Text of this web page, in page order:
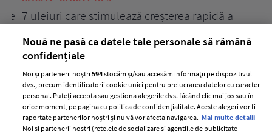
7 uleiuri care stimulează creșterea rapidă a
Nouă ne pasă ca datele tale personale să rămână
confidențiale
Noi și partenerii noștri594stocăm și/sau accesăm informații pe dispozitivul
dvs., precum identificatorii cookie unici pentru prelucrarea datelor cu caracter
personal. Puteți accepta sau gestiona alegerile dvs. făcând clic mai jos sau în
orice moment, pe pagina cu politica de confidențialitate. Aceste alegeri vor fi
raportate partenerilor noștri și nu vă vor afecta navigarea. Mai multe detalii
Noi si partenerii nostri (retelele de socializare si agentiile de publicitate